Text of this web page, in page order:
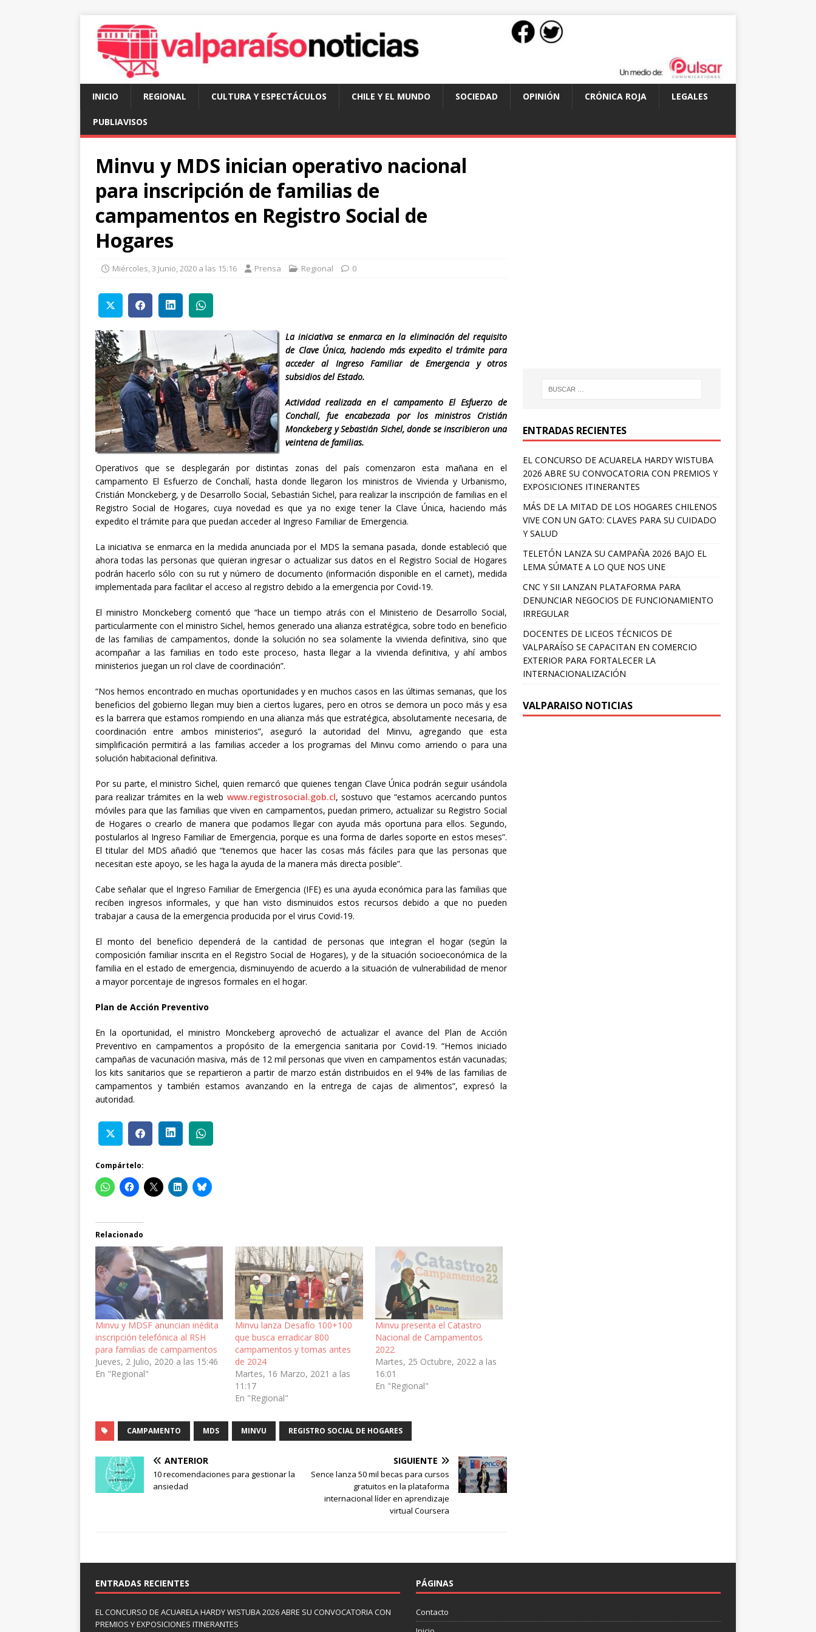
INICIO REGIONAL CULTURA Y ESPECTÁCULOS CHILE Y EL MUNDO SOCIEDAD OPINIÓN CRÓNICA ROJA LEGALES
PUBLIAVISOS
Minvu y MDS inician operativo nacional
para inscripción de familias de
campamentos en Registro Social de
Hogares
Miércoles, 3 Junio, 2020 a las 15:16 Prensa Regional 0
La iniciativa se enmarca en la eliminación del requisito
de Clave Única, haciendo más expedito el trámite para
acceder al Ingreso Familiar de Emergencia y otros
subsidios del Estado.
Actividad realizada en el campamento El Esfuerzo de
Conchalí, fue encabezada por los ministros Cristián
Monckeberg y Sebastián Sichel, donde se inscribieron una
veintena de familias.
Operativos que se desplegarán por distintas zonas del país comenzaron esta mañana en el
campamento El Esfuerzo de Conchalí, hasta donde llegaron los ministros de Vivienda y Urbanismo,
Cristián Monckeberg, y de Desarrollo Social, Sebastián Sichel, para realizar la inscripción de familias en el
Registro Social de Hogares, cuya novedad es que ya no exige tener la Clave Única, haciendo más
expedito el trámite para que puedan acceder al Ingreso Familiar de Emergencia.
La iniciativa se enmarca en la medida anunciada por el MDS la semana pasada, donde estableció que
ahora todas las personas que quieran ingresar o actualizar sus datos en el Registro Social de Hogares
podrán hacerlo sólo con su rut y número de documento (información disponible en el carnet), medida
implementada para facilitar el acceso al registro debido a la emergencia por Covid-19.
El ministro Monckeberg comentó que “hace un tiempo atrás con el Ministerio de Desarrollo Social,
particularmente con el ministro Sichel, hemos generado una alianza estratégica, sobre todo en beneficio
de las familias de campamentos, donde la solución no sea solamente la vivienda definitiva, sino que
acompañar a las familias en todo este proceso, hasta llegar a la vivienda definitiva, y ahí ambos
ministerios juegan un rol clave de coordinación”.
“Nos hemos encontrado en muchas oportunidades y en muchos casos en las últimas semanas, que los
beneficios del gobierno llegan muy bien a ciertos lugares, pero en otros se demora un poco más y esa
es la barrera que estamos rompiendo en una alianza más que estratégica, absolutamente necesaria, de
coordinación entre ambos ministerios”, aseguró la autoridad del Minvu, agregando que esta
simplificación permitirá a las familias acceder a los programas del Minvu como arriendo o para una
solución habitacional definitiva.
Por su parte, el ministro Sichel, quien remarcó que quienes tengan Clave Única podrán seguir usándola
para realizar trámites en la web www.registrosocial.gob.cl, sostuvo que “estamos acercando puntos
móviles para que las familias que viven en campamentos, puedan primero, actualizar su Registro Social
de Hogares o crearlo de manera que podamos llegar con ayuda más oportuna para ellos. Segundo,
postularlos al Ingreso Familiar de Emergencia, porque es una forma de darles soporte en estos meses”.
El titular del MDS añadió que “tenemos que hacer las cosas más fáciles para que las personas que
necesitan este apoyo, se les haga la ayuda de la manera más directa posible”.
Cabe señalar que el Ingreso Familiar de Emergencia (IFE) es una ayuda económica para las familias que
reciben ingresos informales, y que han visto disminuidos estos recursos debido a que no pueden
trabajar a causa de la emergencia producida por el virus Covid-19.
El monto del beneficio dependerá de la cantidad de personas que integran el hogar (según la
composición familiar inscrita en el Registro Social de Hogares), y de la situación socioeconómica de la
familia en el estado de emergencia, disminuyendo de acuerdo a la situación de vulnerabilidad de menor
a mayor porcentaje de ingresos formales en el hogar.
Plan de Acción Preventivo
En la oportunidad, el ministro Monckeberg aprovechó de actualizar el avance del Plan de Acción
Preventivo en campamentos a propósito de la emergencia sanitaria por Covid-19. “Hemos iniciado
campañas de vacunación masiva, más de 12 mil personas que viven en campamentos están vacunadas;
los kits sanitarios que se repartieron a partir de marzo están distribuidos en el 94% de las familias de
campamentos y también estamos avanzando en la entrega de cajas de alimentos”, expresó la
autoridad.
Compártelo:
Relacionado
Minvu y MDSF anuncian inédita
inscripción telefónica al RSH
para familias de campamentos
Jueves, 2 Julio, 2020 a las 15:46
En "Regional"
Minvu lanza Desafío 100+100
que busca erradicar 800
campamentos y tomas antes
de 2024
Martes, 16 Marzo, 2021 a las
11:17
En "Regional"
Minvu presenta el Catastro
Nacional de Campamentos
2022
Martes, 25 Octubre, 2022 a las
16:01
En "Regional"
CAMPAMENTO MDS MINVU REGISTRO SOCIAL DE HOGARES
ANTERIOR
10 recomendaciones para gestionar la
ansiedad
SIGUIENTE
Sence lanza 50 mil becas para cursos
gratuitos en la plataforma
internacional líder en aprendizaje
virtual Coursera
ENTRADAS RECIENTES
EL CONCURSO DE ACUARELA HARDY WISTUBA
2026 ABRE SU CONVOCATORIA CON PREMIOS Y
EXPOSICIONES ITINERANTES
MÁS DE LA MITAD DE LOS HOGARES CHILENOS
VIVE CON UN GATO: CLAVES PARA SU CUIDADO
Y SALUD
TELETÓN LANZA SU CAMPAÑA 2026 BAJO EL
LEMA SÚMATE A LO QUE NOS UNE
CNC Y SII LANZAN PLATAFORMA PARA
DENUNCIAR NEGOCIOS DE FUNCIONAMIENTO
IRREGULAR
DOCENTES DE LICEOS TÉCNICOS DE
VALPARAÍSO SE CAPACITAN EN COMERCIO
EXTERIOR PARA FORTALECER LA
INTERNACIONALIZACIÓN
VALPARAISO NOTICIAS
ENTRADAS RECIENTES
EL CONCURSO DE ACUARELA HARDY WISTUBA 2026 ABRE SU CONVOCATORIA CON
PREMIOS Y EXPOSICIONES ITINERANTES
PÁGINAS
Contacto